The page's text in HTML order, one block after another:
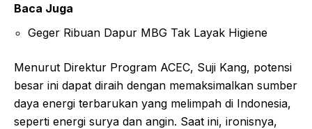
Baca Juga
Geger Ribuan Dapur MBG Tak Layak Higiene
Menurut Direktur Program ACEC, Suji Kang, potensi
besar ini dapat diraih dengan memaksimalkan sumber
daya energi terbarukan yang melimpah di Indonesia,
seperti energi surya dan angin. Saat ini, ironisnya,